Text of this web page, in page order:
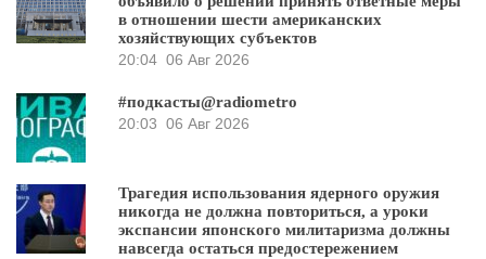
в отношении шести американских
хозяйствующих субъектов
20:04 06 Авг 2026
#подкасты@radiometro
20:03 06 Авг 2026
Трагедия использования ядерного оружия
никогда не должна повториться, а уроки
экспансии японского милитаризма должны
навсегда остаться предостережением